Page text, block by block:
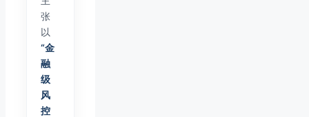
张
以
“金
融
级
风
控